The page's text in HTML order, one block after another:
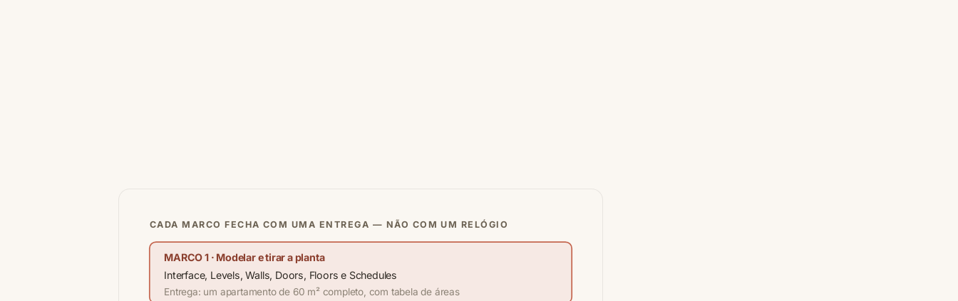
CADA MARCO FECHA COM UMA ENTREGA — NÃO COM UM RELÓGIO
MARCO 1 · Modelar e tirar a planta
Interface, Levels, Walls, Doors, Floors e Schedules
Entrega: um apartamento de 60 m² completo, com tabela de áreas